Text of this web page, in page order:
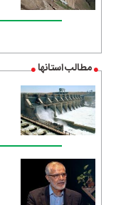
مطالب استانها